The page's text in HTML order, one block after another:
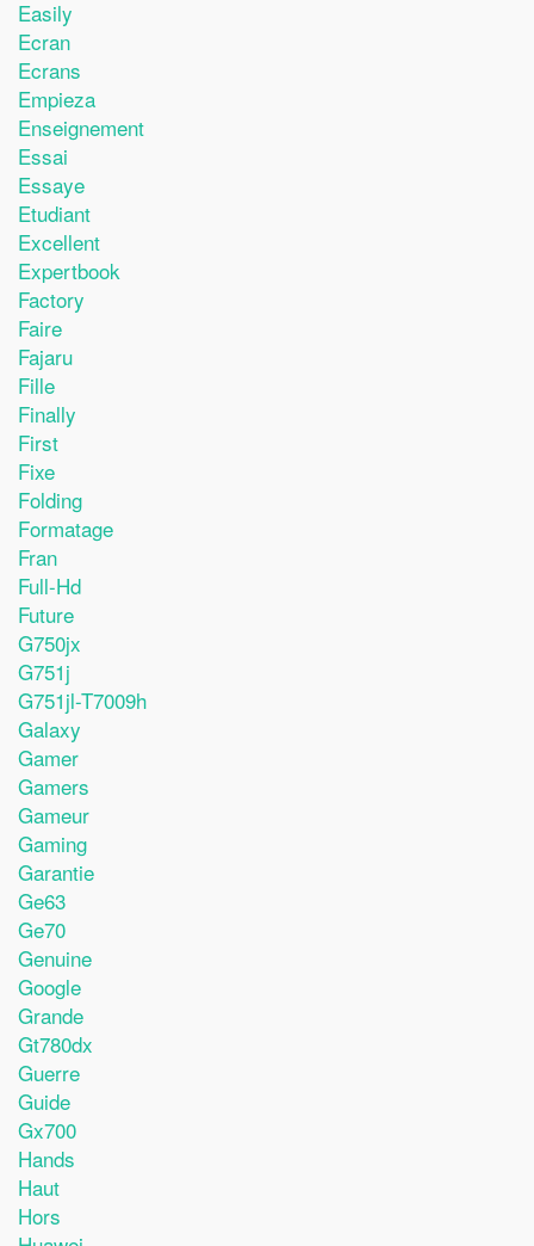
Easily
Ecran
Ecrans
Empieza
Enseignement
Essai
Essaye
Etudiant
Excellent
Expertbook
Factory
Faire
Fajaru
Fille
Finally
First
Fixe
Folding
Formatage
Fran
Full-Hd
Future
G750jx
G751j
G751jl-T7009h
Galaxy
Gamer
Gamers
Gameur
Gaming
Garantie
Ge63
Ge70
Genuine
Google
Grande
Gt780dx
Guerre
Guide
Gx700
Hands
Haut
Hors